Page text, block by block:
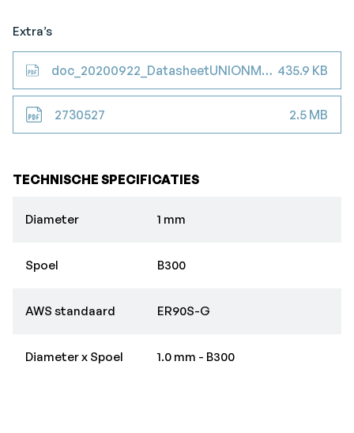
Extra’s
doc_20200922_DatasheetUNIONMONISolidWire 435.9 KB
2730527 2.5 MB
TECHNISCHE SPECIFICATIES
Diameter 1 mm
Spoel B300
AWS standaard ER90S-G
Diameter x Spoel 1.0 mm - B300